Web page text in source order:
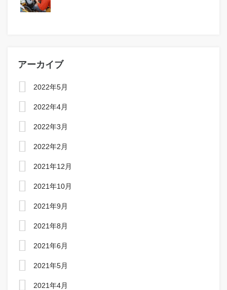
アーカイブ
2022年5月
2022年4月
2022年3月
2022年2月
2021年12月
2021年10月
2021年9月
2021年8月
2021年6月
2021年5月
2021年4月